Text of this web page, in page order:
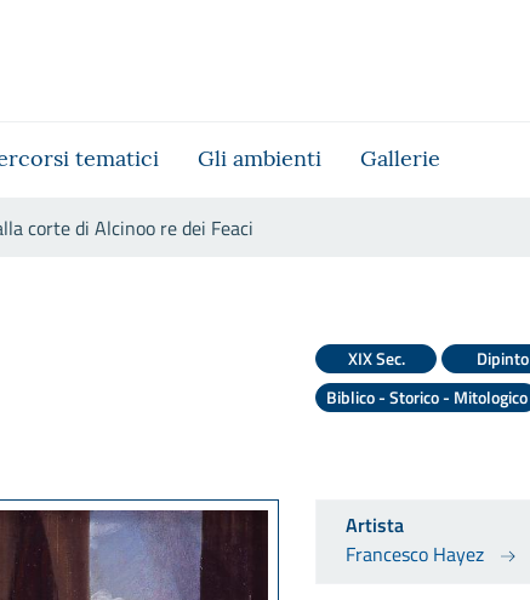
tematici Gli ambienti Gallerie
corte di Alcinoo re dei Feaci
XIX Sec.
Dipinto
Biblico - Storico - Mitologico
Artista
Francesco Hayez